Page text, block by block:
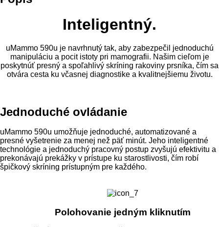
Inteligentný.
uMammo 590u je navrhnutý tak, aby zabezpečil jednoduchú
manipuláciu a pocit istoty pri mamografii. Našim cieľom je
poskytnúť presný a spoľahlivý skríning rakoviny prsníka, čím sa
otvára cesta ku včasnej diagnostike a kvalitnejšiemu životu.
Jednoduché ovládanie
uMammo 590u umožňuje jednoduché, automatizované a
presné vyšetrenie za menej než päť minút. Jeho inteligentné
technológie a jednoduchý pracovný postup zvyšujú efektivitu a
prekonávajú prekážky v prístupe ku starostlivosti, čím robí
špičkový skríning prístupným pre každého.
Polohovanie jedným kliknutím